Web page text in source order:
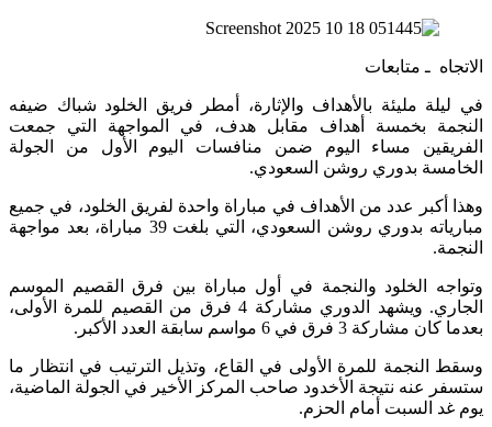
الاتجاه ـ متابعات
في ليلة مليئة بالأهداف والإثارة، أمطر فريق الخلود شباك ضيفه
النجمة بخمسة أهداف مقابل هدف، في المواجهة التي جمعت
الفريقين مساء اليوم ضمن منافسات اليوم الأول من الجولة
الخامسة بدوري روشن السعودي.
وهذا أكبر عدد من الأهداف في مباراة واحدة لفريق الخلود، في جميع
مبارياته بدوري روشن السعودي، التي بلغت 39 مباراة، بعد مواجهة
النجمة.
وتواجه الخلود والنجمة في أول مباراة بين فرق القصيم الموسم
الجاري. ويشهد الدوري مشاركة 4 فرق من القصيم للمرة الأولى،
بعدما كان مشاركة 3 فرق في 6 مواسم سابقة العدد الأكبر.
وسقط النجمة للمرة الأولى في القاع، وتذيل الترتيب في انتظار ما
ستسفر عنه نتيجة الأخدود صاحب المركز الأخير في الجولة الماضية،
يوم غد السبت أمام الحزم.